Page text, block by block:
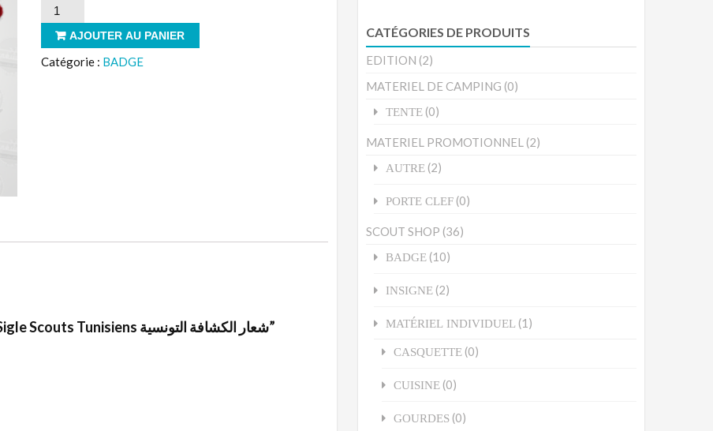
quantité
Sigle
Scouts
AJOUTER AU PANIER
Catégorie : BADGE
Soyez le premier à laisser votre avis sur “Sigle Scouts Tunisiens شعار الكشافة التونسية”
CATÉGORIES DE PRODUITS
EDITION (2)
MATERIEL DE CAMPING (0)
TENTE (0)
MATERIEL PROMOTIONNEL (2)
AUTRE (2)
PORTE CLEF (0)
SCOUT SHOP (36)
BADGE (10)
INSIGNE (2)
MATÉRIEL INDIVIDUEL (1)
CASQUETTE (0)
CUISINE (0)
GOURDES (0)